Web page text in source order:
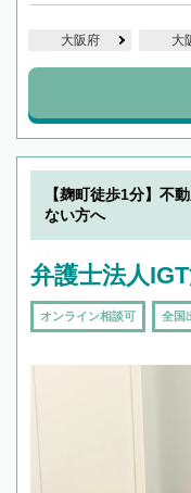
大阪府 大
【麹町徒歩1分】不
ない方へ
弁護士法人
オンライン相談可 全国